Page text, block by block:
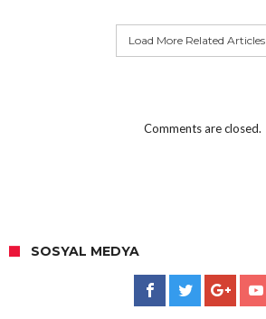
Load More Related Articles
Comments are closed.
SOSYAL MEDYA